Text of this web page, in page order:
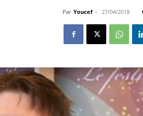
Par Youcef - 27/04/2018